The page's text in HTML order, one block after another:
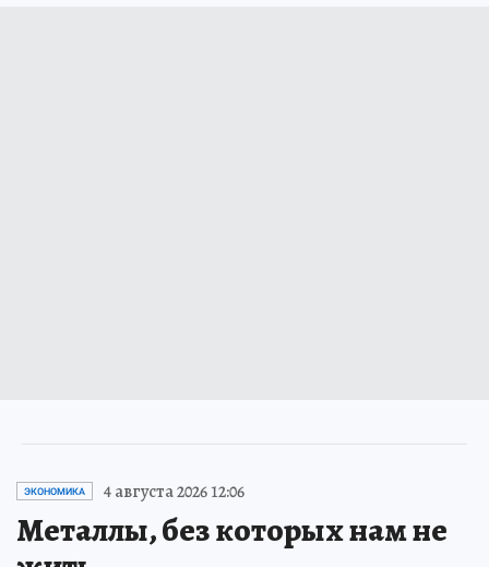
ЭКОНОМИКА 4 августа 2026 12:06
Металлы, без которых нам не